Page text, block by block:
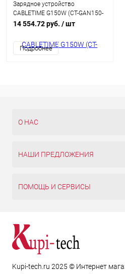
Зарядное устройство
CABLETIME G150W (CT-GAN150-
PW) 4-в-1 150 Вт GAN USB C,
14 554.72 руб. / шт
Подробнее
О НАС
НАШИ ПРЕДЛОЖЕНИЯ
ПОМОЩЬ И СЕРВИСЫ
Kupi-tech.ru 2025 © Интернет